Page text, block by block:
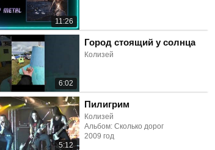
11:26
6:02
Город стоящий у солнца
Колизей
5:12
Пилигрим
Колизей
Альбом: Сколько дорог
2009 год